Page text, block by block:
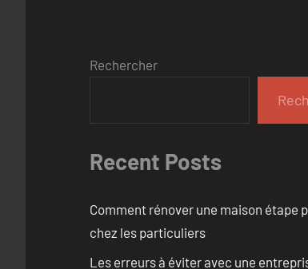
Rechercher
Recent Posts
Comment rénover une maison étape
chez les particuliers
Les erreurs à éviter avec une